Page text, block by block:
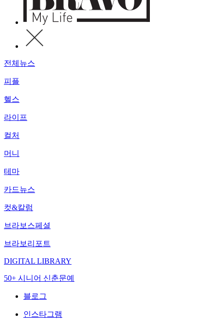
전체뉴스
피플
헬스
라이프
컬처
머니
테마
카드뉴스
컷&칼럼
브라보스페셜
브라보리포트
DIGITAL LIBRARY
50+ 시니어 신춘문예
블로그
인스타그램